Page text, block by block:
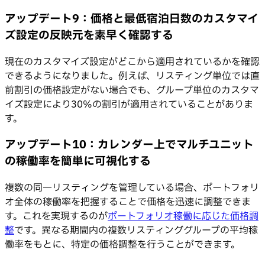
アップデート9：価格と最低宿泊日数のカスタマイ
ズ設定の反映元を素早く確認する
現在のカスタマイズ設定がどこから適用されているかを確認
できるようになりました。例えば、リスティング単位では直
前割引の価格設定がない場合でも、グループ単位のカスタマ
イズ設定により30%の割引が適用されていることがありま
す。
アップデート10：カレンダー上でマルチユニット
の稼働率を簡単に可視化する
複数の同一リスティングを管理している場合、ポートフォリ
オ全体の稼働率を把握することで価格を迅速に調整できま
す。これを実現するのがポートフォリオ稼働に応じた価格調
整です。異なる期間内の複数リスティンググループの平均稼
働率をもとに、特定の価格調整を行うことができます。